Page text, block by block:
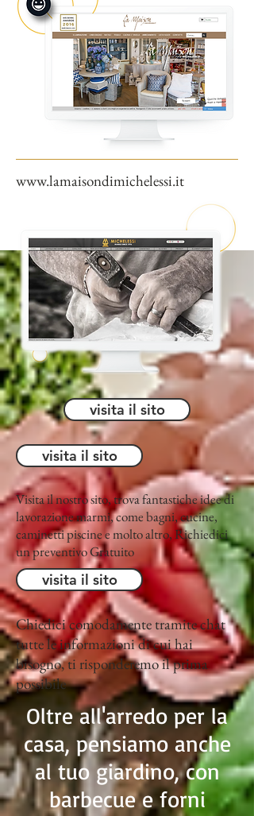
www.lamaisondimichelessi.it
visita il sito
visita il sito
Visita il nostro sito, trova fantastiche idee di
lavorazione marmi, come bagni, cucine,
caminetti piscine e molto altro, Richiedici
un preventivo Gratuito
visita il sito
Chiedici comodamente tramite chat
tutte le informazioni di cui hai
bisogno, ti risponderemo il prima
possibile
Oltre all'arredo per la
casa, pensiamo anche
al tuo giardino, con
barbecue e forni